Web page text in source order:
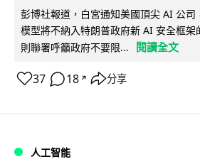
彭博社報道，白宮通知美國頂尖 AI 公司
模型將不納入特朗普政府新 AI 安全框架
則聯署呼籲政府不要限...
閱讀全文
37 18 ↗ 分享
人工智能